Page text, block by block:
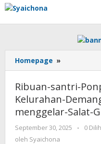
Lewati
konten
Homepage »
santri-
Syaikhona-
Kholil-
Kelurahan-
Bangkalan-
Ribuan-santri-
Kelurahan-
menggelar-Salat-
September 30, 2025
oleh
-
0
oleh Syaichona